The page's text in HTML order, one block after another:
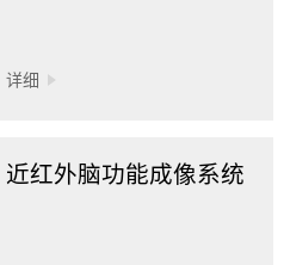
详细
近红外脑功能成像系统